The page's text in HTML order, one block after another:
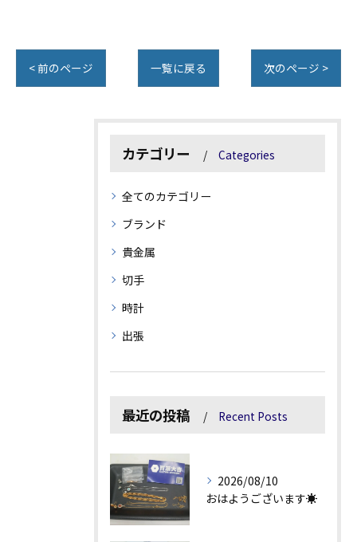
< 前のページ 一覧に戻る 次のページ >
カテゴリー Categories
全てのカテゴリー
ブランド
貴金属
切手
時計
出張
最近の投稿 Recent Posts
2026/08/10
おはようございます☀